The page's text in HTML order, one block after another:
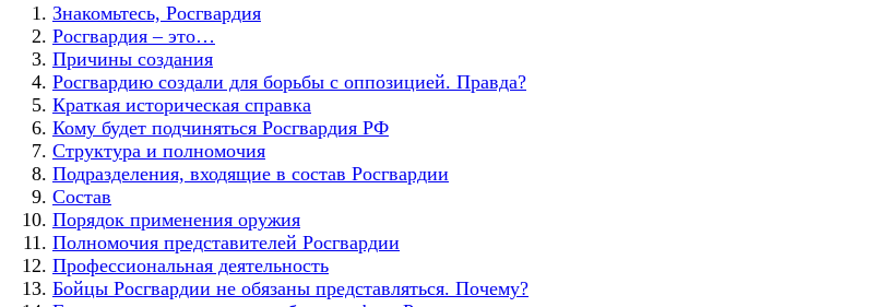
Знакомьтесь, Росгвардия
Росгвардия – это…
Причины создания
Росгвардию создали для борьбы с оппозицией. Правда?
Краткая историческая справка
Кому будет подчиняться Росгвардия РФ
Структура и полномочия
Подразделения, входящие в состав Росгвардии
Состав
Порядок применения оружия
Полномочия представителей Росгвардии
Профессиональная деятельность
Бойцы Росгвардии не обязаны представляться. Почему?